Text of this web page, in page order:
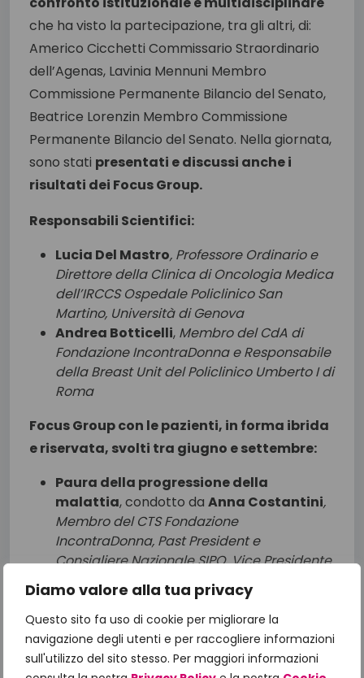
Diamo valore alla tua privacy
Questo sito fa uso di cookie per migliorare la
navigazione degli utenti e per raccogliere informazioni
sull'utilizzo del sito stesso. Per maggiori informazioni
che ha visto la partecipazione, tra gli altri, di:
Americo Cicchetti Commissario Straordinario
dell’Agenas, Lavinia Mennuni Membro
Commissione Permanente Bilancio del Senato,
Beatrice Lorenzin Membro Commissione
Permanente Bilancio del Senato. Nella giornata,
sono stati presentati e discussi anche i
risultati dei Focus Group.
Responsabili Scientifici:
Lucia Del Mastro, Professore Ordinario e
Direttore della Clinica di Oncologia Medica
dell’IRCCS Ospedale Policlinico San
Martino, Università di Genova
Andrea Botticelli, Membro del CdA di
Fondazione IncontraDonna e Responsabile
della Breast Unit del Policlinico Umberto I di
Roma
Focus Group con le pazienti, in forma ibrida
e riservata, svolti tra giugno e settembre:
Paura della progressione della
malattia, condotto da Anna Costantini,
Membro del CTS Fondazione
IncontraDonna, Past President e
Consigliere Nazionale SIPO, Vice Presidente
Federazione Italiana Società di Psicologia
(FISP)
L’importanza della continuità
assistenziale sul territorio per una
migliore qualità di vita, condotto da